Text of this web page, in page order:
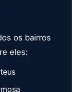
os bairros
eles: